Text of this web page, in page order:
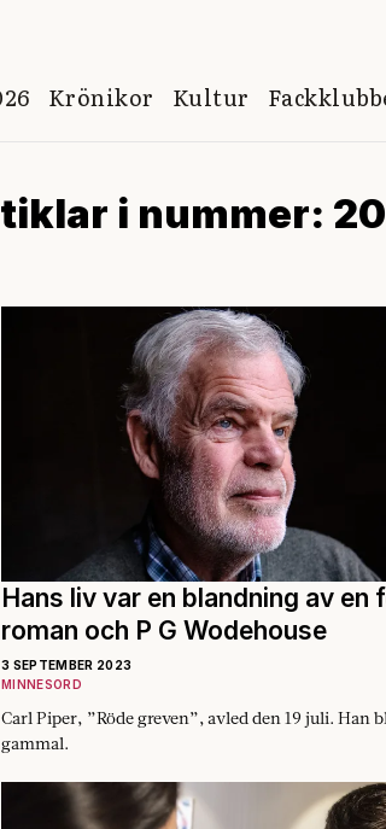
Krönikor Kultur
i nummer:
Hans liv var en blandning av en
roman och P G Wodehouse
3 SEPTEMBER 2023
MINNESORD
Carl Piper, ”Röde greven”, avled den 19 juli. Han
gammal.